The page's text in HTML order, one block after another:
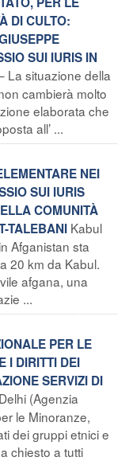
DI CULTO:
SUI IURIS IN
La situazione della
cambierà molto
elaborata che
all’ ...
NEI
SUI IURIS
COMUNITÀ
TALEBANI Kabul
Afganistan sta
20 km da Kabul.
afgana, una
...
PER LE
I DIRITTI DEI
SERVIZI DI
(Agenzia
le Minoranze,
dei gruppi etnici e
chiesto a tutti